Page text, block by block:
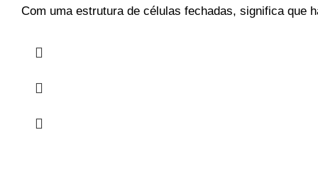
Com uma estrutura de células fechadas, significa que